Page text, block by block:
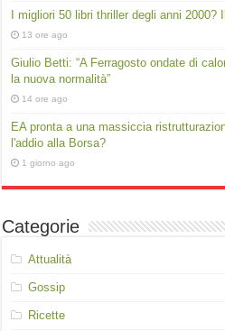
I migliori 50 libri thriller degli anni 2000?
13 ore ago
Giulio Betti: “A Ferragosto ondate di
la nuova normalità”
14 ore ago
EA pronta a una massiccia
l'addio alla Borsa?
1 giorno ago
Categorie
Attualità
Gossip
Ricette